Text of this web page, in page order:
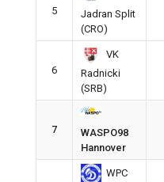
5
Jadran Split
(CRO)
6
VK
Radnicki
(SRB)
7
WASPO98
Hannover
WPC